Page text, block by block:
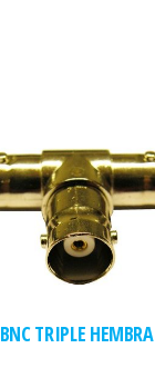
BNC TRIPLE HEMBRA